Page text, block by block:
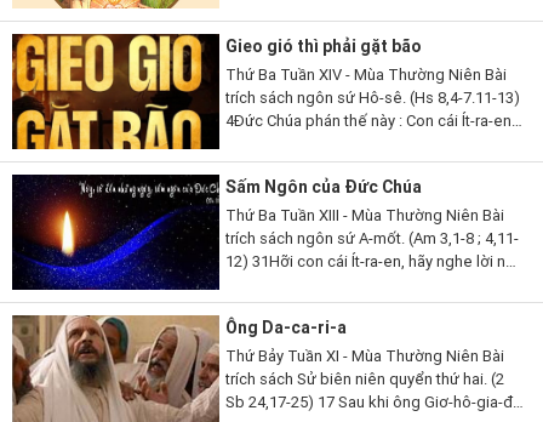
chẳng còn thần nào khác để Ngài phải
chứng tỏ...
Gieo gió thì phải gặt bão
Thứ Ba Tuần XIV - Mùa Thường Niên Bài
trích sách ngôn sứ Hô-sê. (Hs 8,4-7.11-13)
4Đức Chúa phán thế này : Con cái Ít-ra-en
tôn làm lãnh tụ kẻ Ta không biết,...
Sấm Ngôn của Đức Chúa
Thứ Ba Tuần XIII - Mùa Thường Niên Bài
trích sách ngôn sứ A-mốt. (Am 3,1-8 ; 4,11-
12) 31Hỡi con cái Ít-ra-en, hãy nghe lời này,
cáo toàn thể thị...
Ông Da-ca-ri-a
Thứ Bảy Tuần XI - Mùa Thường Niên Bài
trích sách Sử biên niên quyển thứ hai. (2
Sb 24,17-25) 17 Sau khi ông Giơ-hô-gia-đa